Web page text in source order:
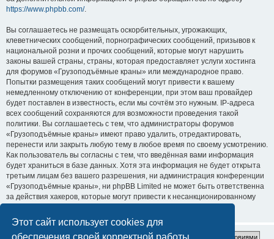
Этот сайт использует cookies для
обеспечения своей корректной работы.
https://www.phpbb.com/.
Вы соглашаетесь не размещать оскорбительных, угрожающих,
клеветнических сообщений, порнографических сообщений, призывов к
национальной розни и прочих сообщений, которые могут нарушить
законы вашей страны, страны, которая предоставляет услуги хостинга
для форумов «Грузоподъёмные краны» или международное право.
Попытки размещения таких сообщений могут привести к вашему
немедленному отключению от конференции, при этом ваш провайдер
будет поставлен в известность, если мы сочтём это нужным. IP-адреса
всех сообщений сохраняются для возможности проведения такой
политики. Вы соглашаетесь с тем, что администраторы форумов
«Грузоподъёмные краны» имеют право удалить, отредактировать,
перенести или закрыть любую тему в любое время по своему усмотрению.
Как пользователь вы согласны с тем, что введённая вами информация
будет храниться в базе данных. Хотя эта информация не будет открыта
третьим лицам без вашего разрешения, ни администрация конференции
«Грузоподъёмные краны», ни phpBB Limited не может быть ответственна
за действия хакеров, которые могут привести к несанкционированному